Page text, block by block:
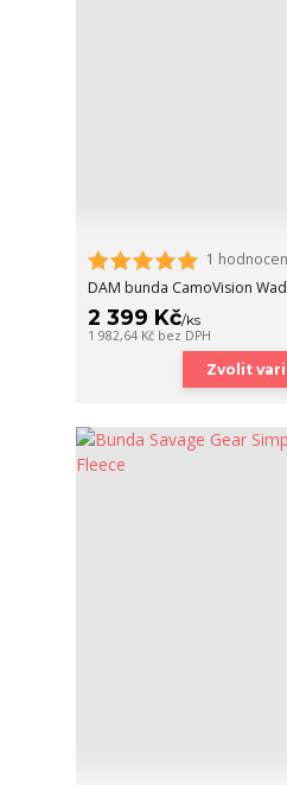
1
DAM bunda CamoVision
2 399 Kč/ks
1 982,64 Kč bez DPH
Zvolit